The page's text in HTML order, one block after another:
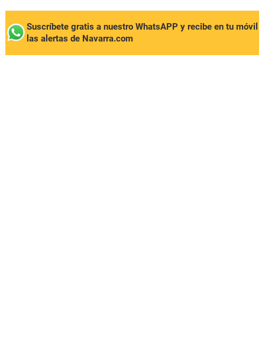
Suscríbete gratis a nuestro WhatsAPP y recibe en tu móvil
las alertas de Navarra.com